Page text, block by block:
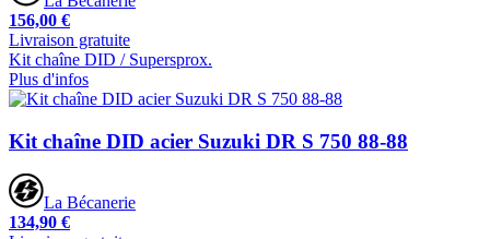
156,00 €
Livraison gratuite
Kit chaîne DID / Supersprox.
Plus d'infos
Kit chaîne DID acier Suzuki DR S 750 88-88
La Bécanerie
134,90 €